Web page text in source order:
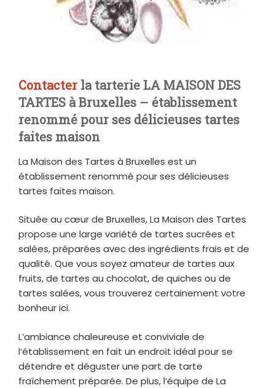
Contacter la tarterie LA MAISON DES
TARTES à Bruxelles – établissement
renommé pour ses délicieuses tartes
faites maison
La Maison des Tartes à Bruxelles est un
établissement renommé pour ses délicieuses
tartes faites maison.
Située au cœur de Bruxelles, La Maison des Tartes
propose une large variété de tartes sucrées et
salées, préparées avec des ingrédients frais et de
qualité. Que vous soyez amateur de tartes aux
fruits, de tartes au chocolat, de quiches ou de
tartes salées, vous trouverez certainement votre
bonheur ici.
L’ambiance chaleureuse et conviviale de
l’établissement en fait un endroit idéal pour se
détendre et déguster une part de tarte
fraîchement préparée. De plus, l’équipe de La